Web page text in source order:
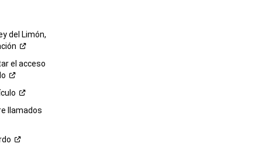
del Limón,
el acceso
llamados